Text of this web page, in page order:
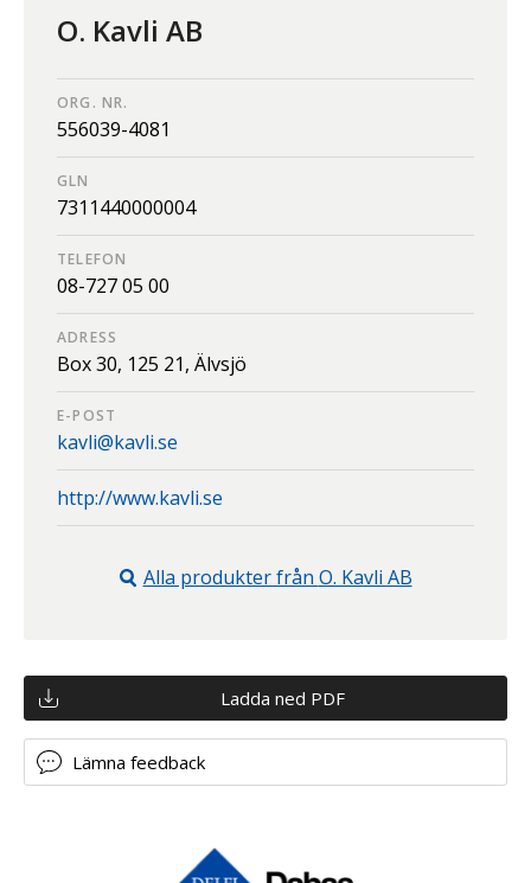
O. Kavli AB
ORG. NR.
556039-4081
GLN
7311440000004
TELEFON
08-727 05 00
ADRESS
Box 30, 125 21, Älvsjö
E-POST
kavli@kavli.se
http://www.kavli.se
Alla produkter från O. Kavli AB
Ladda ned PDF
Lämna feedback